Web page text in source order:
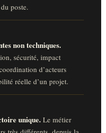
poste.
non techniques.
sécurité, impact
d’acteurs
réelle d’un projet.
unique. Le métier